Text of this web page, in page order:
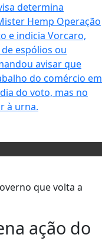
determina
Hemp Operação
e indicia Vorcaro,
espólios ou
avisar que
do comércio em
do voto, mas no
à urna.
ação do